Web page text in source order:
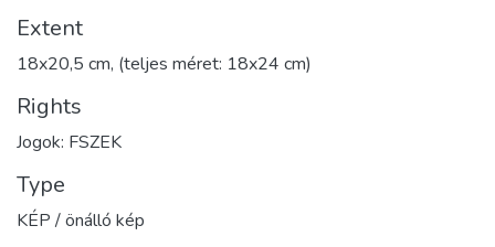
Extent
18x20,5 cm, (teljes méret: 18x24 cm)
Rights
Jogok: FSZEK
Type
KÉP / önálló kép